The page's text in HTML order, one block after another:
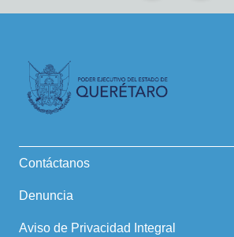
Contáctanos
Denuncia
Aviso de Privacidad Integral